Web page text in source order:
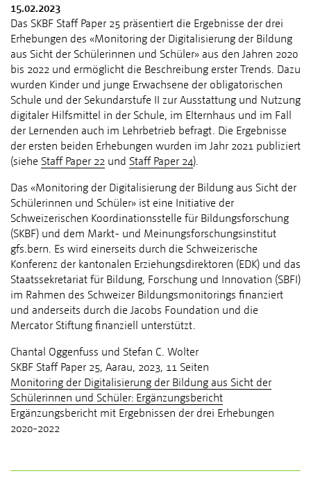
15.02.2023
Das SKBF Staff Paper 25 präsentiert die Ergebnisse der drei
Erhebungen des «Monitoring der Digitalisierung der Bildung
aus Sicht der Schülerinnen und Schüler» aus den Jahren 2020
bis 2022 und ermöglicht die Beschreibung erster Trends. Dazu
wurden Kinder und junge Erwachsene der obligatorischen
Schule und der Sekundarstufe II zur Ausstattung und Nutzung
digitaler Hilfsmittel in der Schule, im Elternhaus und im Fall
der Lernenden auch im Lehrbetrieb befragt. Die Ergebnisse
der ersten beiden Erhebungen wurden im Jahr 2021 publiziert
(siehe Staff Paper 22 und Staff Paper 24).
Das «Monitoring der Digitalisierung der Bildung aus Sicht der
Schülerinnen und Schüler» ist eine Initiative der
Schweizerischen Koordinationsstelle für Bildungsforschung
(SKBF) und dem Markt- und Meinungsforschungsinstitut
gfs.bern. Es wird einerseits durch die Schweizerische
Konferenz der kantonalen Erziehungsdirektoren (EDK) und das
Staatssekretariat für Bildung, Forschung und Innovation (SBFI)
im Rahmen des Schweizer Bildungsmonitorings finanziert
und anderseits durch die Jacobs Foundation und die
Mercator Stiftung finanziell unterstützt.
Chantal Oggenfuss und Stefan C. Wolter
SKBF Staff Paper 25, Aarau, 2023, 11 Seiten
Monitoring der Digitalisierung der Bildung aus Sicht der
Schülerinnen und Schüler: Ergänzungsbericht
Ergänzungsbericht mit Ergebnissen der drei Erhebungen
2020-2022